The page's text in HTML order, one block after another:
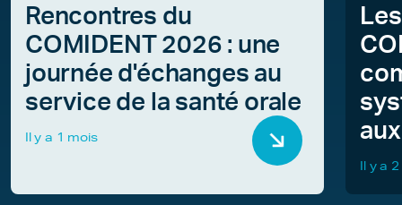
Rencontres du
COMIDENT 2026 : une
journée d'échanges au
service de la santé orale
Il y a 1 mois
Il y a